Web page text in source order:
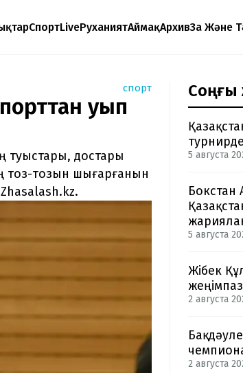
СпортLiveРуханиятАймақАрхивЗаң Және
спорт
қуып
туыстары, достары
тоз-тозын шығарғанын
Соңғы
5 августа
5 августа
Жібек
2 августа
2 августа